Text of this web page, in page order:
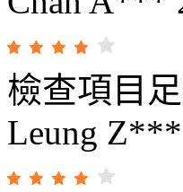
檢查項目
Leung Z***